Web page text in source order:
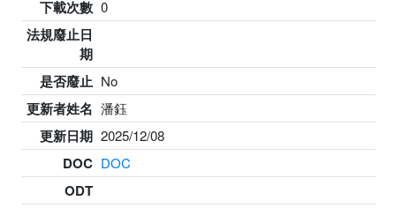
下載次數 0
法規廢止日
期
是否廢止 No
更新者姓名 潘鈺
更新日期 2025/12/08
DOC DOC
ODT